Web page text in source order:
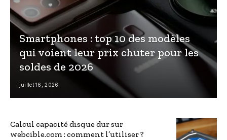
Smartphones : top 10 des modèles
qui voient leur prix chuter pour les
soldes de 2026
juillet 16, 2026
Calcul capacité disque dur sur
webcible.com : comment l’utiliser ?